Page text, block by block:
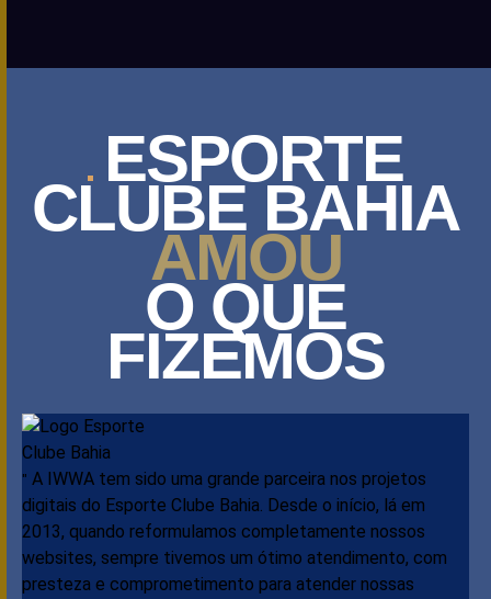
ESPORTE
CLUBE BAHIA
AMOU
O QUE
FIZEMOS
" A IWWA tem sido uma grande parceira nos projetos
digitais do Esporte Clube Bahia. Desde o início, lá em
2013, quando reformulamos completamente nossos
websites, sempre tivemos um ótimo atendimento, com
presteza e comprometimento para atender nossas